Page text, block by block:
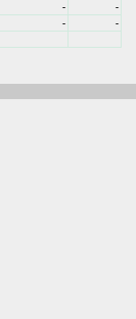
-
-
-
-